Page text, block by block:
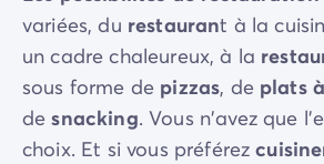
variées, du restaurant à la
un cadre chaleureux, à la
sous forme de pizzas, de plats
desnacking. Vous n'avez que
choix. Et si vous préférez